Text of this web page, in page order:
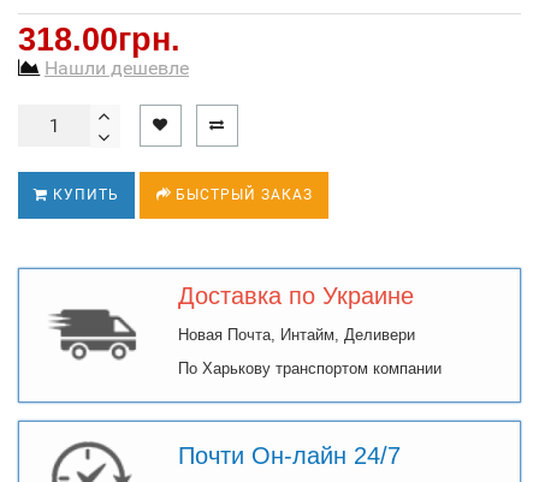
318.00грн.
Нашли дешевле
КУПИТЬ БЫСТРЫЙ ЗАКАЗ
Доставка по Украине
Новая Почта, Интайм, Деливери
По Харькову транспортом компании
Почти Он-лайн 24/7